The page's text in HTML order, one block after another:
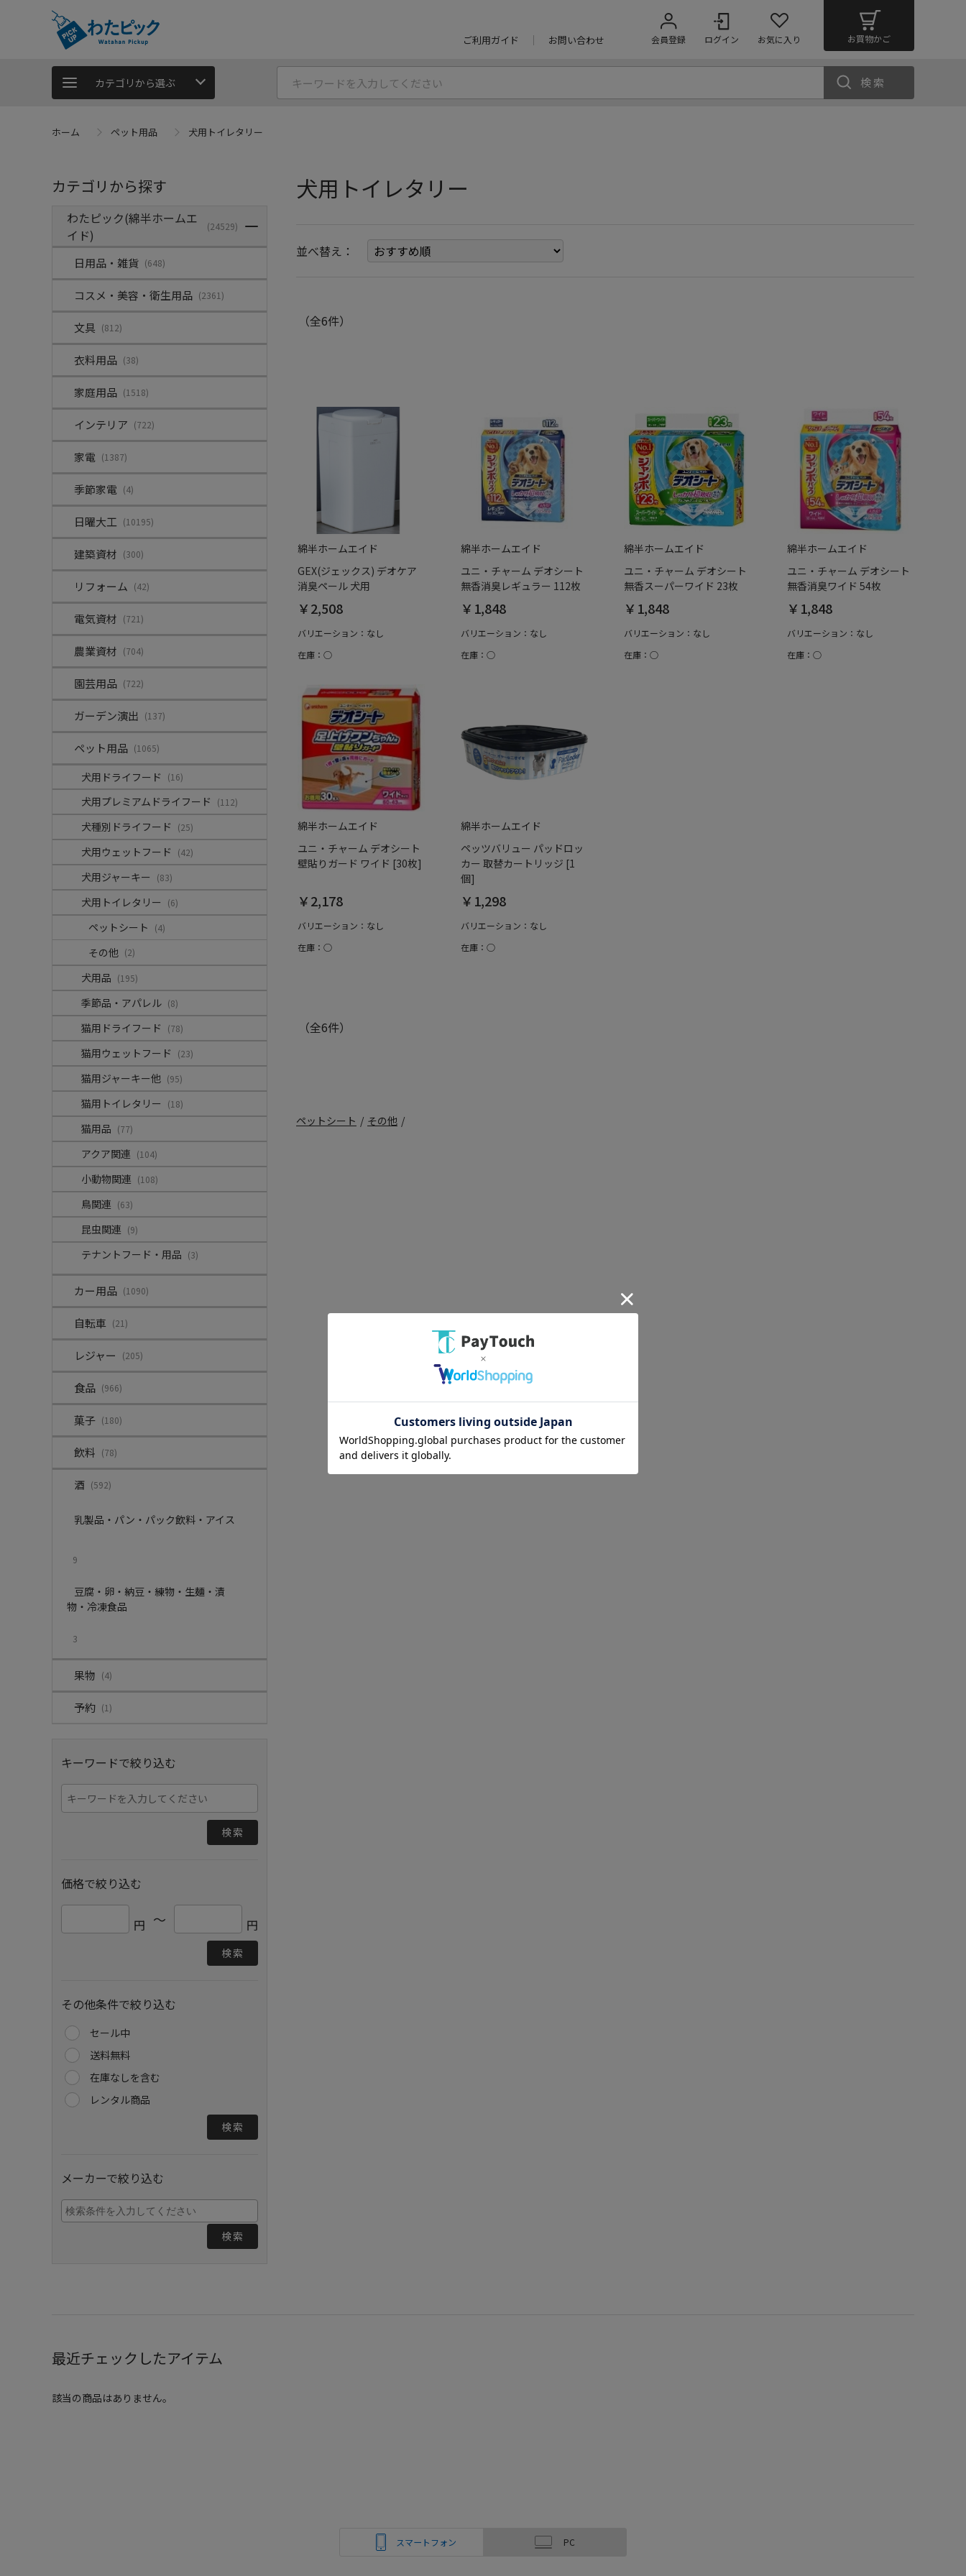
ご利用ガイド お問い合わせ 会員登録 ログイン お気に入り お買物かご
カテゴリから選ぶ 検索
ホーム ペット用品 犬用トイレタリー
カテゴリから探す
わたピック(綿半ホームエ
イド)
(24529)
日用品・雑貨 (648)
コスメ・美容・衛生用品 (2361)
文具 (812)
衣料用品 (38)
家庭用品 (1518)
インテリア (722)
家電 (1387)
季節家電 (4)
日曜大工 (10195)
建築資材 (300)
リフォーム (42)
電気資材 (721)
農業資材 (704)
園芸用品 (722)
ガーデン演出 (137)
ペット用品 (1065)
犬用ドライフード (16)
犬用プレミアムドライフード (112)
犬種別ドライフード (25)
犬用ウェットフード (42)
犬用ジャーキー (83)
犬用トイレタリー (6)
ペットシート (4)
その他 (2)
犬用品 (195)
季節品・アパレル (8)
猫用ドライフード (78)
猫用ウェットフード (23)
猫用ジャーキー他 (95)
猫用トイレタリー (18)
猫用品 (77)
アクア関連 (104)
小動物関連 (108)
鳥関連 (63)
昆虫関連 (9)
テナントフード・用品 (3)
カー用品 (1090)
自転車 (21)
レジャー (205)
食品 (966)
菓子 (180)
飲料 (78)
酒 (592)
乳製品・パン・パック飲料・アイス
9
豆腐・卵・納豆・練物・生麺・漬
物・冷凍食品
3
果物 (4)
予約 (1)
キーワードで絞り込む
検索
価格で絞り込む
円 ～ 円
検索
その他条件で絞り込む
セール中
送料無料
在庫なしを含む
レンタル商品
検索
メーカーで絞り込む
検索
犬用トイレタリー
並べ替え：
（全6件）
綿半ホームエイド
GEX(ジェックス) デオケア
消臭ペール 犬用
￥2,508
バリエーション：なし
在庫：○
綿半ホームエイド
ユニ・チャーム デオシート
無香消臭レギュラー 112枚
￥1,848
バリエーション：なし
在庫：○
綿半ホームエイド
ユニ・チャーム デオシート
無香スーパーワイド 23枚
￥1,848
バリエーション：なし
在庫：○
綿半ホームエイド
ユニ・チャーム デオシート
無香消臭ワイド 54枚
￥1,848
バリエーション：なし
在庫：○
綿半ホームエイド
ユニ・チャーム デオシート
壁貼りガード ワイド [30枚]
￥2,178
バリエーション：なし
在庫：○
綿半ホームエイド
ペッツバリュー パッドロッ
カー 取替カートリッジ [1
個]
￥1,298
バリエーション：なし
在庫：○
（全6件）
ペットシート / その他 /
最近チェックしたアイテム
該当の商品はありません。
スマートフォン PC